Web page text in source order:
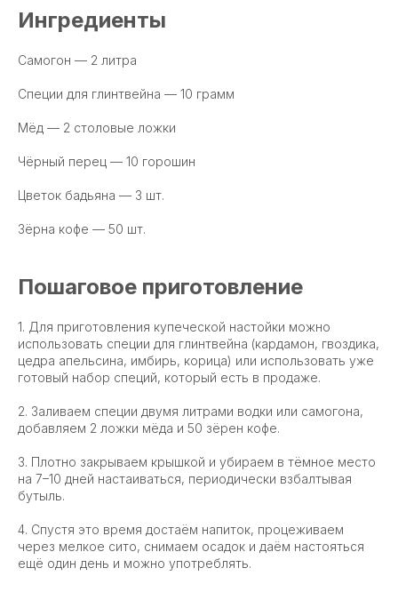
Ингредиенты
Самогон — 2 литра
Специи для глинтвейна — 10 грамм
Мёд — 2 столовые ложки
Чёрный перец — 10 горошин
Цветок бадьяна — 3 шт.
Зёрна кофе — 50 шт.
Пошаговое приготовление
1. Для приготовления купеческой настойки можно
использовать специи для глинтвейна (кардамон, гвоздика,
цедра апельсина, имбирь, корица) или использовать уже
готовый набор специй, который есть в продаже.
2. Заливаем специи двумя литрами водки или самогона,
добавляем 2 ложки мёда и 50 зёрен кофе.
3. Плотно закрываем крышкой и убираем в тёмное место
на 7–10 дней настаиваться, периодически взбалтывая
бутыль.
4. Спустя это время достаём напиток, процеживаем
через мелкое сито, снимаем осадок и даём настояться
ещё один день и можно употреблять.